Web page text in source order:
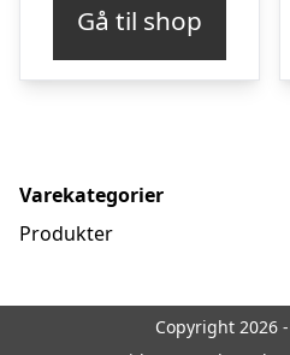
Gå til shop
Varekategorier
Produkter
Copyright 2026